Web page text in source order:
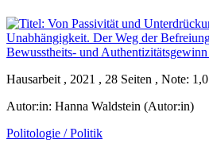
Hausarbeit , 2021 , 28 Seiten , Note: 1,0
Autor:in: Hanna Waldstein (Autor:in)
Politologie / Politik